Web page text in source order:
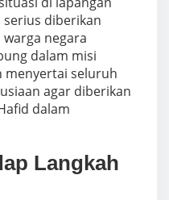
serius diberikan
negara
dalam misi
menyertai seluruh
agar diberikan
dalam
Langkah